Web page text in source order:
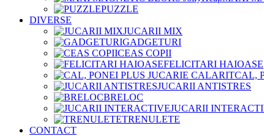
PUZZLE
DIVERSE
JUCARII MIX
GADGETURI
CEAS COPII
FELICITARI HAIOASE
CAL,
JUCARII ANTISTRES
BRELOC
JUCARII
TRENULETE
CONTACT